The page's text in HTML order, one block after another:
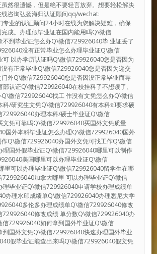
然很遗憾，但是绝不要轻言放弃。想要轻松解决
咨询弘扬海归认证顾问qq/wechat:
业的认证顾问24小时在线为您解决疑难，确保
成。办理假毕业证在国内能用吗Q\微信
到毕业证怎么办Q\微信729926040毕 业证丢了
没有正常毕业怎么办理毕业证Q\微信
以办学历认证吗Q\微信729926040您是否因为
有正常毕业Q\微信729926040您是否因为递交
外Q\微信729926040您是否因没正常毕业而导
部认证Q\微信729926040在校挂科了不想读了、
Q\微信729926040找工 作没有文凭怎么办Q\微信
科/研究生文凭Q\微信729926040有本科却要求硕
729926040办理本科/硕士毕业证Q\微信
文凭可靠吗Q\微信729926040买国外文凭质量
国外本科毕业证怎么办理Q\微信729926040国外
作Q\微信729926040办国外文凭可找工作Q\微信
理国外假毕业证Q\微信729926040哪里可以制作
美国哪里可以办理毕业证Q\微信
里可以办理毕业证Q\微信729926040留学生在哪
729926040加拿大哪里 可以办理毕业证Q\微信
理毕业证Q\微信729926040申请学校办理成绩单
办理水印成绩单Q\微信729926040办理悉尼大学
多伦多办理成绩单Q\微信729926040修改
729926040修改成绩 单分数Q\微信729926040办
信729926040如何拿到国外毕业证Q\微信
国外文凭Q\微信729926040快速办理国外毕业
假毕业证能查出来吗Q\微信729926040假文凭